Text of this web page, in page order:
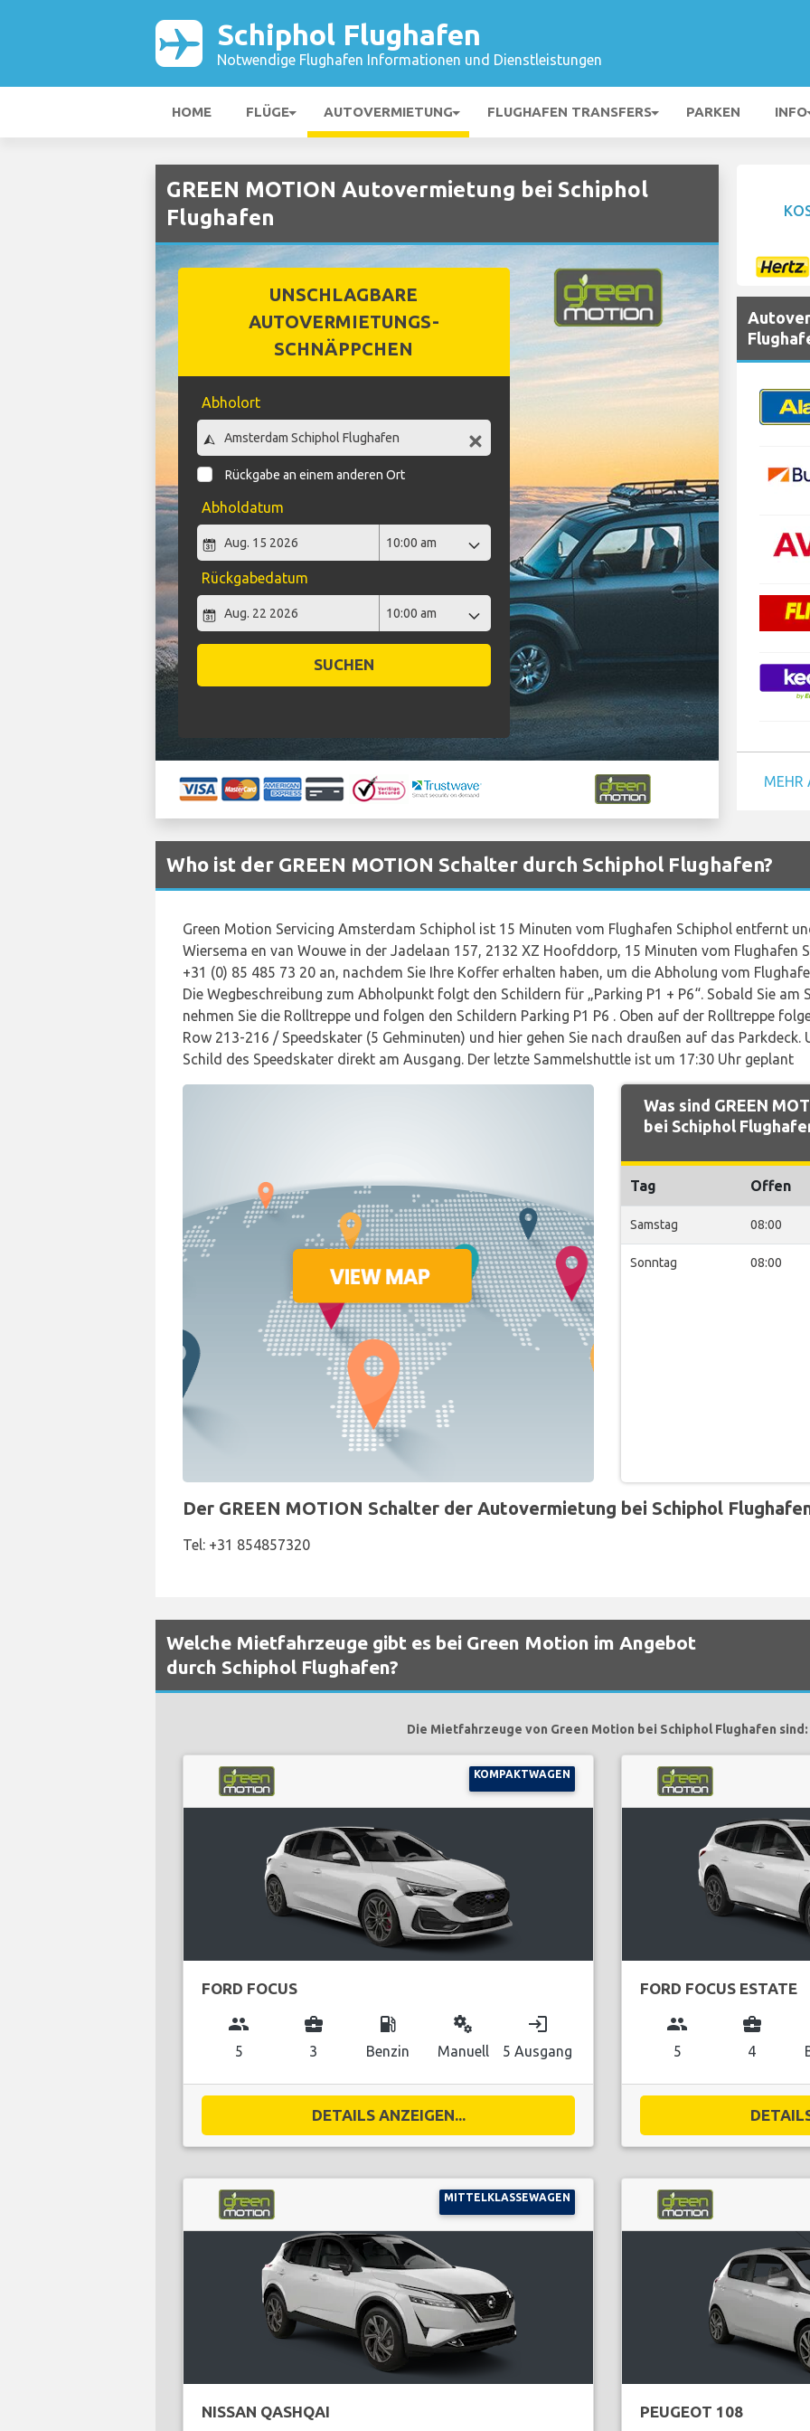
Schiphol Flughafen
Notwendige Flughafen Informationen und Dienstleistungen
HOME FLÜGE AUTOVERMIETUNG FLUGHAFEN TRANSFERS PARKEN INFO
GREEN MOTION Autovermietung bei Schiphol
Flughafen
UNSCHLAGBARE
AUTOVERMIETUNGS-
SCHNÄPPCHEN
Abholort
Rückgabe an einem anderen Ort
Abholdatum
Rückgabedatum
SUCHEN
MEHR
Who ist der GREEN MOTION Schalter durch Schiphol Flughafen?
Green Motion Servicing Amsterdam Schiphol ist 15 Minuten vom Flughafen Schiphol entfernt
Wiersema en van Wouwe in der Jadelaan 157, 2132 XZ Hoofddorp, 15 Minuten vom Flughafen
+31 (0) 85 485 73 20 an, nachdem Sie Ihre Koffer erhalten haben, um die Abholung vom
Die Wegbeschreibung zum Abholpunkt folgt den Schildern für „Parking P1 + P6“. Sobald Sie am
nehmen Sie die Rolltreppe und folgen den Schildern Parking P1 P6 . Oben auf der Rolltreppe
Row 213-216 / Speedskater (5 Gehminuten) und hier gehen Sie nach draußen auf das Parkdeck.
Schild des Speedskater direkt am Ausgang. Der letzte Sammelshuttle ist um 17:30 Uhr geplant
Was sind GREEN
bei Schiphol
Tag Offen
Samstag 08:00
Sonntag 08:00
Der GREEN MOTION Schalter der Autovermietung bei Schiphol
Tel: +31 854857320
Welche Mietfahrzeuge gibt es bei Green Motion im Angebot
durch Schiphol Flughafen?
Die Mietfahrzeuge von Green Motion bei Schiphol Flughafen sind:
KOMPAKTWAGEN
FORD FOCUS
group
5
business_center
3
local_gas_station
Benzin
miscellaneous_services
Manuell
login
5 Ausgang
DETAILS ANZEIGEN...
FORD FOCUS ESTATE
group
5
business_center
4
MITTELKLASSEWAGEN
NISSAN QASHQAI PEUGEOT 108